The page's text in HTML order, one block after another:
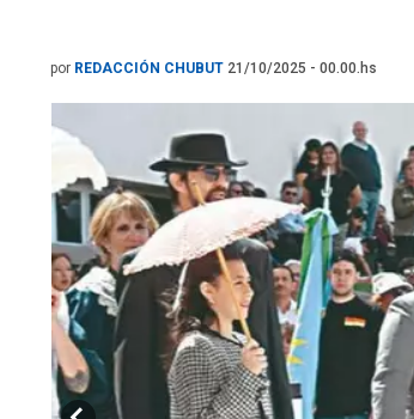
por REDACCIÓN CHUBUT 21/10/2025 - 00.00.hs